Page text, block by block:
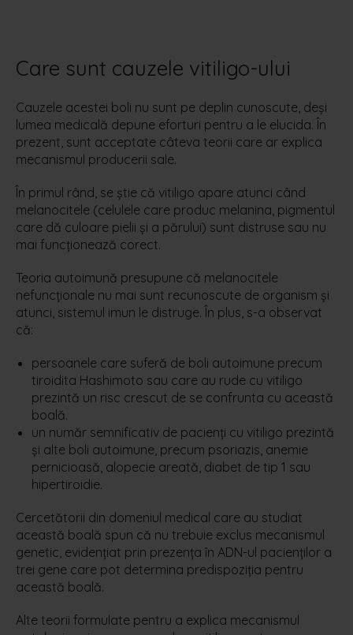
Care sunt cauzele vitiligo-ului
Cauzele acestei boli nu sunt pe deplin cunoscute, deşi
lumea medicală depune eforturi pentru a le elucida. În
prezent, sunt acceptate câteva teorii care ar explica
mecanismul producerii sale.
În primul rând, se știe că vitiligo apare atunci când
melanocitele (celulele care produc melanina, pigmentul
care dă culoare pielii și a părului) sunt distruse sau nu
mai funcţionează corect.
Teoria autoimună presupune că melanocitele
nefuncţionale nu mai sunt recunoscute de organism şi
atunci, sistemul imun le distruge. În plus, s-a observat
că:
persoanele care suferă de boli autoimune precum
tiroidita Hashimoto sau care au rude cu vitiligo
prezintă un risc crescut de se confrunta cu această
boală.
un număr semnificativ de pacienți cu vitiligo prezintă
și alte boli autoimune, precum psoriazis, anemie
pernicioasă, alopecie areată, diabet de tip 1 sau
hipertiroidie.
Cercetătorii din domeniul medical care au studiat
această boală spun că nu trebuie exclus mecanismul
genetic, evidenţiat prin prezenţa în ADN-ul pacienţilor a
trei gene care pot determina predispoziţia pentru
această boală.
Alte teorii formulate pentru a explica mecanismul